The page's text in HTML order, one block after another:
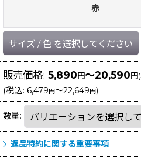
赤
サイズ / 色 を選択してください
販売価格: 5,890円～20,590円
(税込: 6,479 円～22,649 円)
数量:
返品特約に関する重要事項